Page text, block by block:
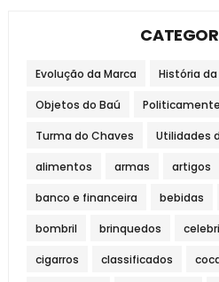
Evolução da Marca História da
Objetos do Baú
Turma do Chaves Utilidades
alimentos armas artigos
banco e financeira bebidas
bombril brinquedos
cigarros classificados